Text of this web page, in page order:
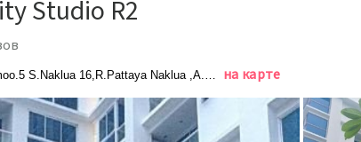
Studio R2
S.Naklua 16,R.Pattaya Naklua ,A.Banglamung, Pattaya, Паттайя
на карте